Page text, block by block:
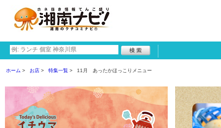
ホーム お店 特集一覧 11月 あったかほっこりメニュー